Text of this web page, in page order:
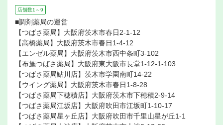
店舗数1～9
■調剤薬局の運営
【つばさ薬局】大阪府茨木市春日2-1-12
【高橋薬局】大阪府茨木市春日1-4-12
【エンゼル薬局】大阪府茨木市西中条町3-102
【布施つばさ薬局】大阪府東大阪市長堂1-12-1-103
【つばさ薬局鮎川店】茨木市学園南町14-22
【ウイング薬局】大阪府茨木市春日1-8-28
【つばさ薬局下穂積店】大阪府茨木市下穂積2-9-14
【つばさ薬局江坂店】大阪府吹田市江坂町1-10-17
【つばさ薬局星ヶ丘店】大阪府吹田市千里山星が丘1-1